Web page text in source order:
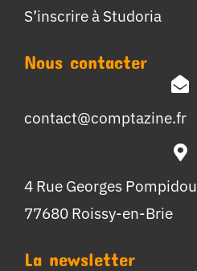
S’inscrire à Studoria
Nous contacter
contact@comptazine.fr
4 Rue Georges Pompidou
77680 Roissy-en-Brie
La newsletter